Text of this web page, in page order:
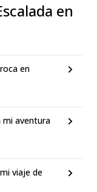
en
en
mi aventura
viaje de